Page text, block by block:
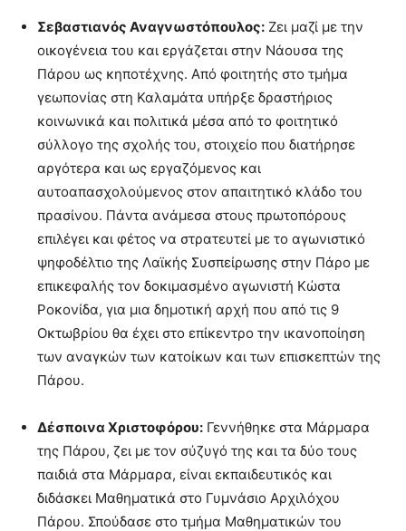
Σεβαστιανός Αναγνωστόπουλος: Ζει μαζί με την
οικογένεια του και εργάζεται στην Νάουσα της
Πάρου ως κηποτέχνης. Από φοιτητής στο τμήμα
γεωπονίας στη Καλαμάτα υπήρξε δραστήριος
κοινωνικά και πολιτικά μέσα από το φοιτητικό
σύλλογο της σχολής του, στοιχείο που διατήρησε
αργότερα και ως εργαζόμενος και
αυτοαπασχολούμενος στον απαιτητικό κλάδο του
πρασίνου. Πάντα ανάμεσα στους πρωτοπόρους
επιλέγει και φέτος να στρατευτεί με το αγωνιστικό
ψηφοδέλτιο της Λαϊκής Συσπείρωσης στην Πάρο με
επικεφαλής τον δοκιμασμένο αγωνιστή Κώστα
Ροκονίδα, για μια δημοτική αρχή που από τις 9
Οκτωβρίου θα έχει στο επίκεντρο την ικανοποίηση
των αναγκών των κατοίκων και των επισκεπτών της
Πάρου.
Δέσποινα Χριστοφόρου: Γεννήθηκε στα Μάρμαρα
της Πάρου, ζει με τον σύζυγό της και τα δύο τους
παιδιά στα Μάρμαρα, είναι εκπαιδευτικός και
διδάσκει Μαθηματικά στο Γυμνάσιο Αρχιλόχου
Πάρου. Σπούδασε στο τμήμα Μαθηματικών του